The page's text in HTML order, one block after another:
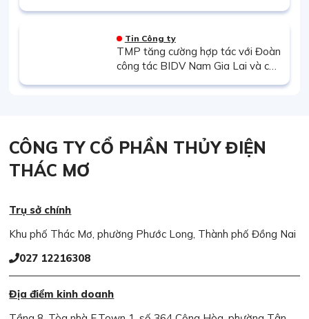
Tin Công ty
TMP tăng cường hợp tác với Đoàn
công tác BIDV Nam Gia Lai và các
CÔNG TY CỔ PHẦN THỦY ĐIỆN
THÁC MƠ
Trụ sở chính
Khu phố Thác Mơ, phường Phước Long, Thành phố Đồng Nai
027 12216308
Địa điểm kinh doanh